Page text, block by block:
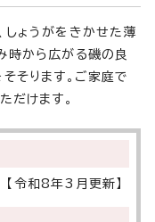
しょうがをきかせた薄
時から広がる磯の良
そります。ご家庭で
だけます。
令和8年3月更新】